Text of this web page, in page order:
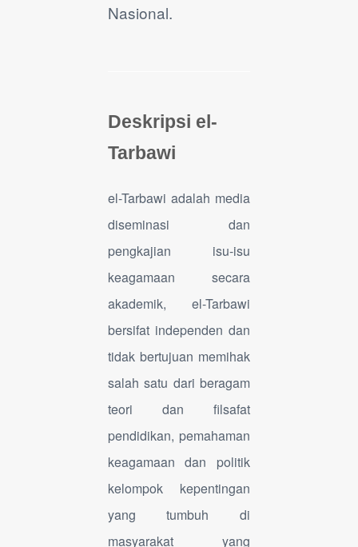
Nasional.
Deskripsi el-
Tarbawi
el-Tarbawi adalah media
diseminasi dan
pengkajian isu-isu
keagamaan secara
akademik, el-Tarbawi
bersifat independen dan
tidak bertujuan memihak
salah satu dari beragam
teori dan filsafat
pendidikan, pemahaman
keagamaan dan politik
kelompok kepentingan
yang tumbuh di
masyarakat yang